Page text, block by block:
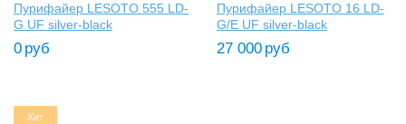
Пурифайер LESOTO 555 LD-
G UF silver-black
0 руб
Пурифайер LESOTO 16 LD-
G/E UF silver-black
27 000 руб
Хит